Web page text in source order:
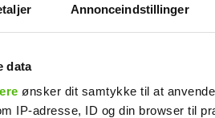
Annonceindstillinger
data
ønsker dit samtykke til at
IP-adresse, ID og din browser til